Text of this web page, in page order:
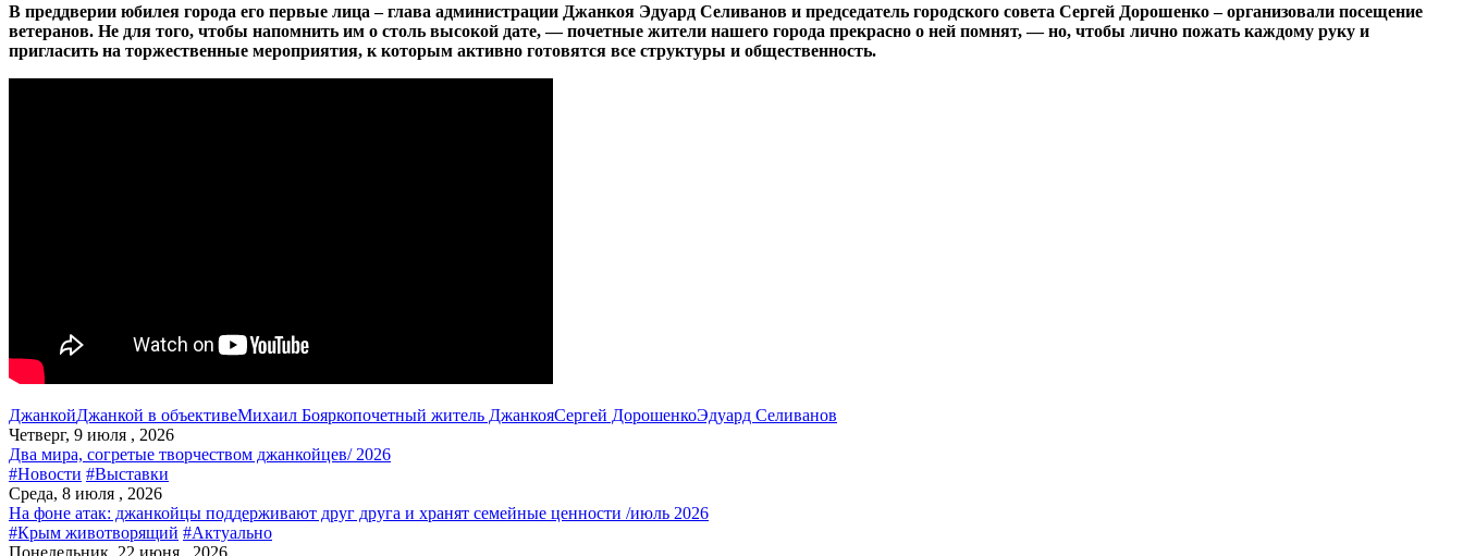
В преддверии юбилея города его первые лица – глава администрации Джанкоя Эдуард Селиванов и председатель городского совета Сергей Дорошенко – организовали посещение
ветеранов. Не для того, чтобы напомнить им о столь высокой дате, — почетные жители нашего города прекрасно о ней помнят, — но, чтобы лично пожать каждому руку и
пригласить на торжественные мероприятия, к которым активно готовятся все структуры и общественность.
ДжанкойДжанкой в объективеМихаил Бояркопочетный житель ДжанкояСергей ДорошенкоЭдуард Селиванов
Четверг, 9 июля , 2026
Два мира, согретые творчеством джанкойцев/ 2026
#Новости #Выставки
Среда, 8 июля , 2026
На фоне атак: джанкойцы поддерживают друг друга и хранят семейные ценности /июль 2026
#Крым животворящий #Актуально
Понедельник, 22 июня , 2026